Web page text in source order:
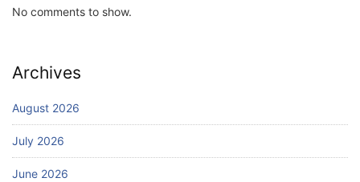
No comments to show.
Archives
August 2026
July 2026
June 2026